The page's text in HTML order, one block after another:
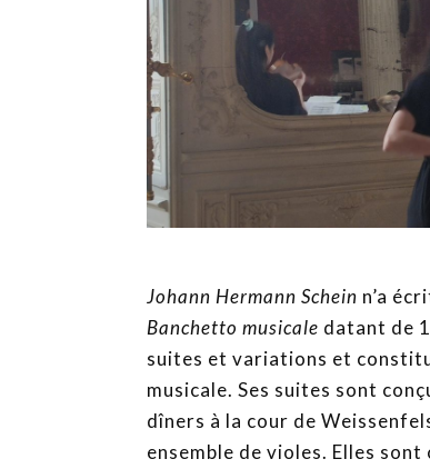
Johann Hermann Schein n’a
Banchetto musicale datant de
suites et variations et
musicale. Ses suites sont
dîners à la cour de
ensemble de violes. Elles